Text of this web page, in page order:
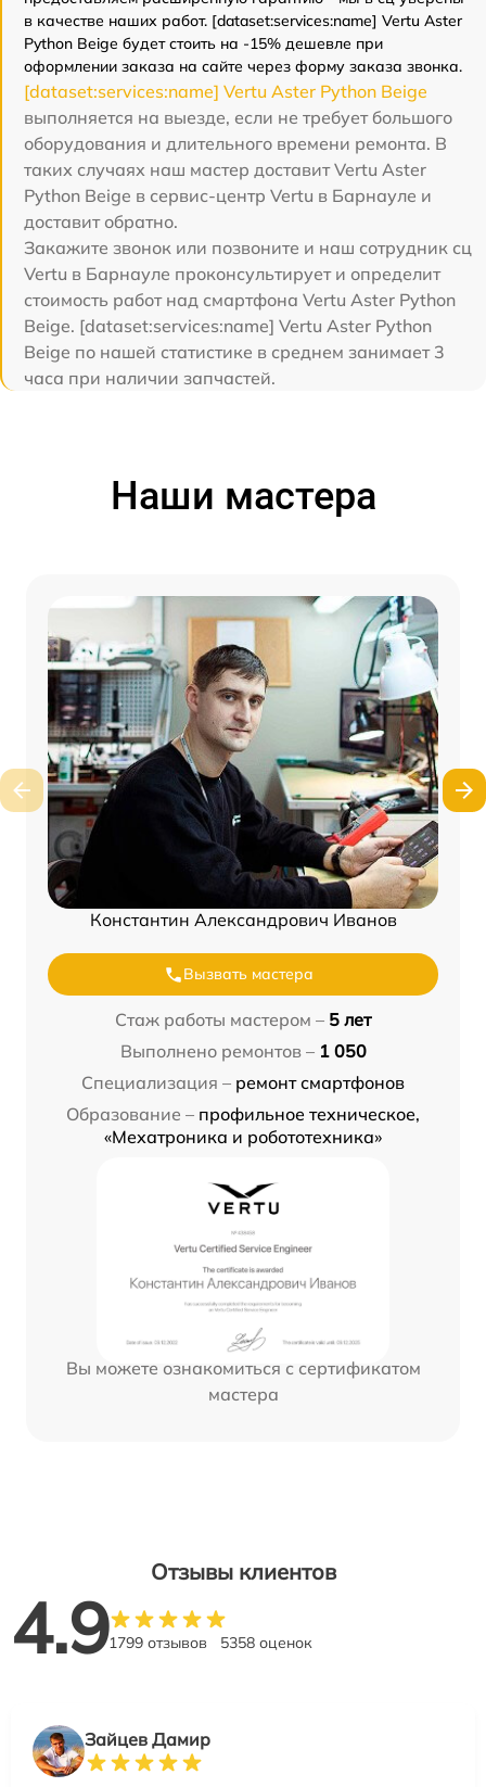
в качестве наших работ. [dataset:services:name] Vertu Aster
Python Beige будет стоить на -15% дешевле при
оформлении заказа на сайте через форму заказа звонка.
[dataset:services:name] Vertu Aster Python Beige
выполняется на выезде, если не требует большого
оборудования и длительного времени ремонта. В
таких случаях наш мастер доставит Vertu Aster
Python Beige в сервис-центр Vertu в Барнауле и
доставит обратно.
Закажите звонок или позвоните и наш сотрудник сц
Vertu в Барнауле проконсультирует и определит
стоимость работ над смартфона Vertu Aster Python
Beige. [dataset:services:name] Vertu Aster Python
Beige по нашей статистике в среднем занимает 3
часа при наличии запчастей.
Наши мастера
Константин Александрович Иванов
Вызвать мастера
Стаж работы мастером – 5 лет
Выполнено ремонтов – 1 050
Специализация – ремонт смартфонов
Образование – профильное техническое,
«Мехатроника и робототехника»
Вы можете ознакомиться с сертификатом
мастера
Отзывы клиентов
4.91799 отзывов 5358 оценок
Зайцев Дамир